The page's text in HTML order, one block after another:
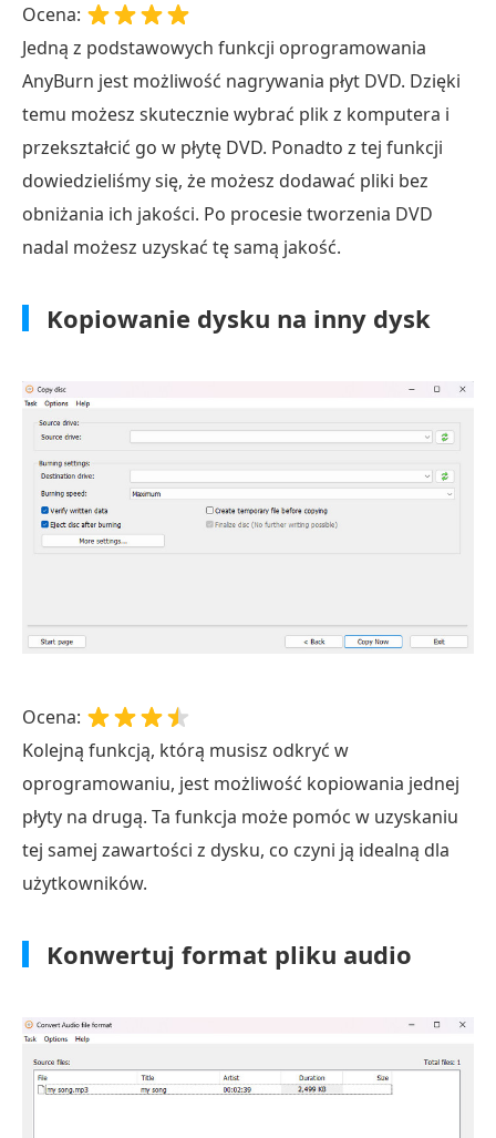
Ocena:
Jedną z podstawowych funkcji oprogramowania
AnyBurn jest możliwość nagrywania płyt DVD. Dzięki
temu możesz skutecznie wybrać plik z komputera i
przekształcić go w płytę DVD. Ponadto z tej funkcji
dowiedzieliśmy się, że możesz dodawać pliki bez
obniżania ich jakości. Po procesie tworzenia DVD
nadal możesz uzyskać tę samą jakość.
Kopiowanie dysku na inny dysk
Ocena:
Kolejną funkcją, którą musisz odkryć w
oprogramowaniu, jest możliwość kopiowania jednej
płyty na drugą. Ta funkcja może pomóc w uzyskaniu
tej samej zawartości z dysku, co czyni ją idealną dla
użytkowników.
Konwertuj format pliku audio